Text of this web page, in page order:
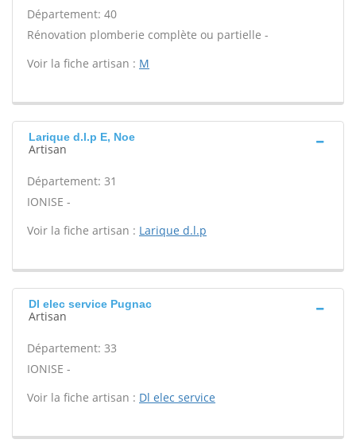
Département: 40
Rénovation plomberie complète ou partielle -
Voir la fiche artisan : M
Larique d.l.p E, Noe
Artisan
Département: 31
IONISE -
Voir la fiche artisan : Larique d.l.p
Dl elec service Pugnac
Artisan
Département: 33
IONISE -
Voir la fiche artisan : Dl elec service